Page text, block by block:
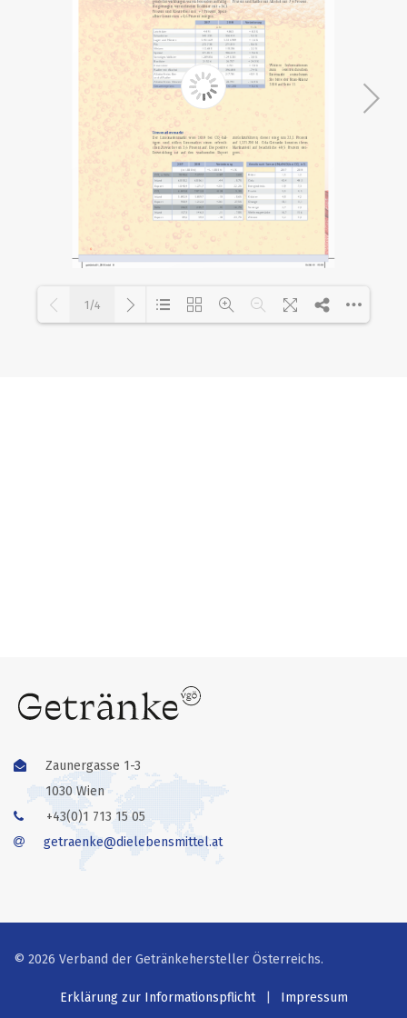
1/4
Zaunergasse 1-3
1030 Wien
+43(0)1 713 15 05
getraenke@dielebensmittel.at
© 2026 Verband der Getränkehersteller Österreichs.
Erklärung zur Informationspflicht Impressum